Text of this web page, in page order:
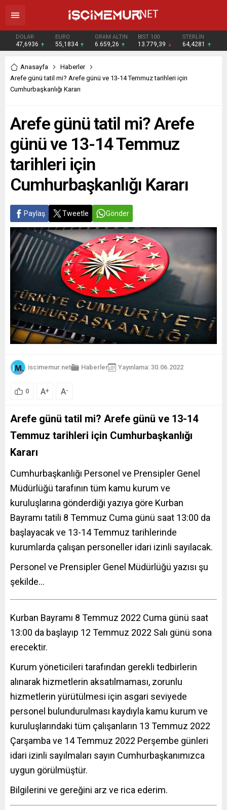
DOLAR
47,6936
EURO
55,1834
GRAM ALTIN
6.659,26
BIST 100
13.779,39
STERLİN
64,4281
Anasayfa
Haberler
Arefe günü tatil mi? Arefe günü ve 13-14 Temmuz tarihleri için
Cumhurbaşkanlığı Kararı
Arefe günü tatil mi? Arefe
günü ve 13-14 Temmuz
tarihleri için
Cumhurbaşkanlığı Kararı
Paylaş Tweetle Gönder
iscimemur.net Haberler Yayınlama: 30.06.2022
0 A+ A-
Arefe günü tatil mi? Arefe günü ve 13-14
Temmuz tarihleri için Cumhurbaşkanlığı
Kararı
Cumhurbaşkanlığı Personel ve Prensipler Genel
Müdürlüğü tarafının tüm kamu kurum ve
kuruluşlarına gönderdiği yazıya göre Kurban
Bayramı tatili 8 Temmuz Cuma günü saat 13:00 da
başlayacak ve 13-14 Temmuz tarihlerinde
kurumlarda çalışan personeller idari izinli sayılacak.
Personel ve Prensipler Genel Müdürlüğü yazısı şu
şekilde…
Kurban Bayramı 8 Temmuz 2022 Cuma günü saat
13:00 da başlayıp 12 Temmuz 2022 Salı günü sona
erecektir.
Kurum yöneticileri tarafından gerekli tedbirlerin
alınarak hizmetlerin aksatılmaması, zorunlu
hizmetlerin yürütülmesi için asgari seviyede
personel bulundurulması kaydıyla kamu kurum ve
kuruluşlarındaki tüm çalışanların 13 Temmuz 2022
Çarşamba ve 14 Temmuz 2022 Perşembe günleri
idari izinli sayılmaları sayın Cumhurbaşkanımızca
uygun görülmüştür.
Bilgilerini ve gereğini arz ve rica ederim.